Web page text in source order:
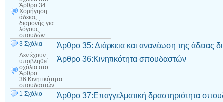
Άρθρο 34:
Χορήγηση
άδειας
διαμονής για
λόγους
σπουδών
3 Σχόλια Άρθρο 35: Διάρκεια και ανανέωση της άδειας
Δεν έχουν
υποβληθεί
σχόλια στο
Άρθρο
36:Κινητικότητα
σπουδαστών
Άρθρο 36:Κινητικότητα σπουδαστών
1 Σχόλιο Άρθρο 37:Επαγγελματική δραστηριότητα